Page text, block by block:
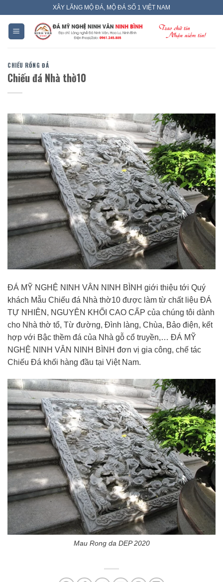
content
XÂY LĂNG MỘ ĐÁ, MỘ ĐÁ SỐ 1 VIỆT NAM
CHIẾU RỒNG ĐÁ
Chiếu đá Nhà thờ10
ĐÁ MỸ NGHỆ NINH VÂN NINH BÌNH giới thiệu tới Quý
khách Mẫu Chiếu đá Nhà thờ10 được làm từ chất liệu ĐÁ
TỰ NHIÊN, NGUYÊN KHỐI CAO CẤP của chúng tôi dành
cho Nhà thờ tổ, Từ đường, Đình làng, Chùa, Bảo điện, kết
hợp với Bậc thềm đá của Nhà gỗ cổ truyền,… ĐÁ MỸ
NGHỆ NINH VÂN NINH BÌNH đơn vị gia công, chế tác
Chiếu Đá khối hàng đầu tại Việt Nam.
Mau Rong da DEP 2020